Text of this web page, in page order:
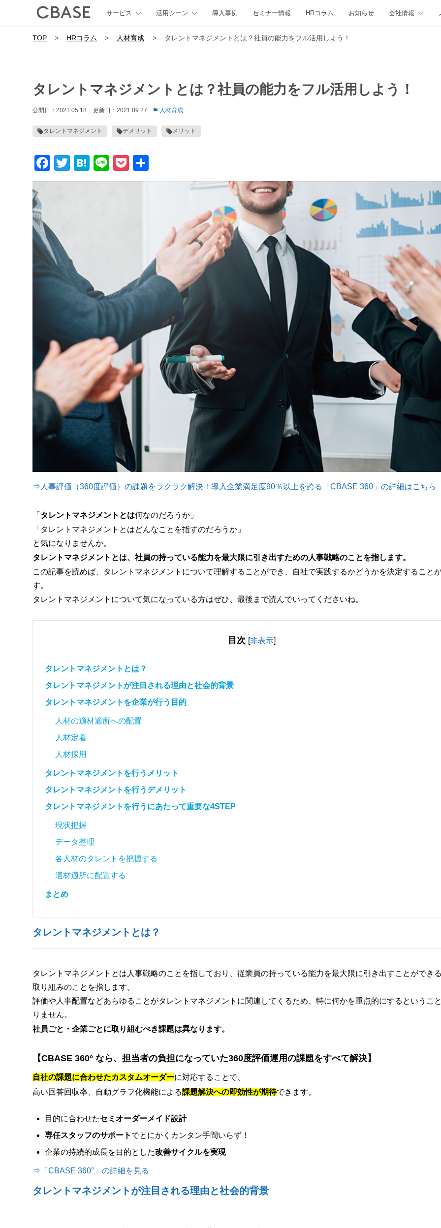
サービス 活用シーン 導入事例 セミナー情報 HRコラム お知らせ 会社情報
TOP > HRコラム > 人材育成 > タレントマネジメントとは？社員の能力をフル活用しよう！
タレントマネジメントとは？社員の能力をフル活用しよう！
公開日：2021.05.18 更新日：2021.09.27 人材育成
タレントマネジメント デメリット メリット
Facebook
Twitter
Hatena
LinePocket
有
⇒人事評価（360度評価）の課題をラクラク解決！導入企業満足度90％以上を誇る「CBASE 360」の詳細はこちら
「 タレントマネジメントとは何なのだろうか」
「タレントマネジメントとはどんなことを指すのだろうか」
と気になりませんか。
タレントマネジメントとは、社員の持っている能力を最大限に引き出すための人事戦略のことを指します。
この記事を読めば、タレントマネジメントについて理解することができ、自社で実践するかどうかを決定すること
す。
タレントマネジメントについて気になっている方はぜひ、最後まで読んでいってくださいね。
目次 [非表示]
タレントマネジメントとは？
タレントマネジメントが注目される理由と社会的背景
タレントマネジメントを企業が行う目的
人材の適材適所への配置
人材定着
人材採用
タレントマネジメントを行うメリット
タレントマネジメントを行うデメリット
タレントマネジメントを行うにあたって重要な4STEP
現状把握
データ整理
各人材のタレントを把握する
適材適所に配置する
まとめ
タレントマネジメントとは？
タレントマネジメントとは人事戦略のことを指しており、従業員の持っている能力を最大限に引き出すことができ
取り組みのことを指します。
評価や人事配置などあらゆることがタレントマネジメントに関連してくるため、特に何かを重点的にするというこ
りません。
社員ごと・企業ごとに取り組むべき課題は異なります。
【CBASE 360° なら、担当者の負担になっていた360度評価運用の課題をすべて解決】
自社の課題に合わせたカスタムオーダーに対応することで、
高い回答回収率、自動グラフ化機能による課題解決への即効性が期待できます。
目的に合わせたセミオーダーメイド設計
専任スタッフのサポート でとにかくカンタン手間いらず！
企業の持続的成長を目的とした改善サイクルを実現
⇒「CBASE 360°」の詳細を見る
タレントマネジメントが注目される理由と社会的背景